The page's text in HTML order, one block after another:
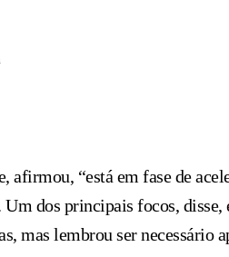
“está em fase de
Um dos principais focos, disse,
mas lembrou ser necessário